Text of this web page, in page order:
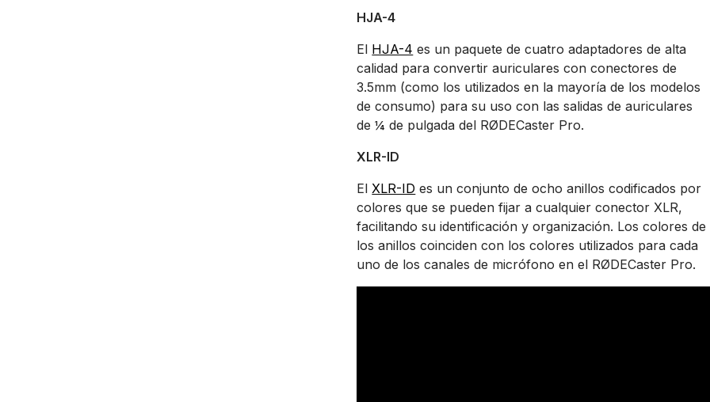
HJA-4
El HJA-4 es un paquete de cuatro adaptadores de alta
calidad para convertir auriculares con conectores de
3.5mm (como los utilizados en la mayoría de los modelos
de consumo) para su uso con las salidas de auriculares
de ¼ de pulgada del RØDECaster Pro.
XLR-ID
ElXLR-ID es un conjunto de ocho anillos codificados por
colores que se pueden fijar a cualquier conector XLR,
facilitando su identificación y organización. Los colores de
los anillos coinciden con los colores utilizados para cada
uno de los canales de micrófono en el RØDECaster Pro.